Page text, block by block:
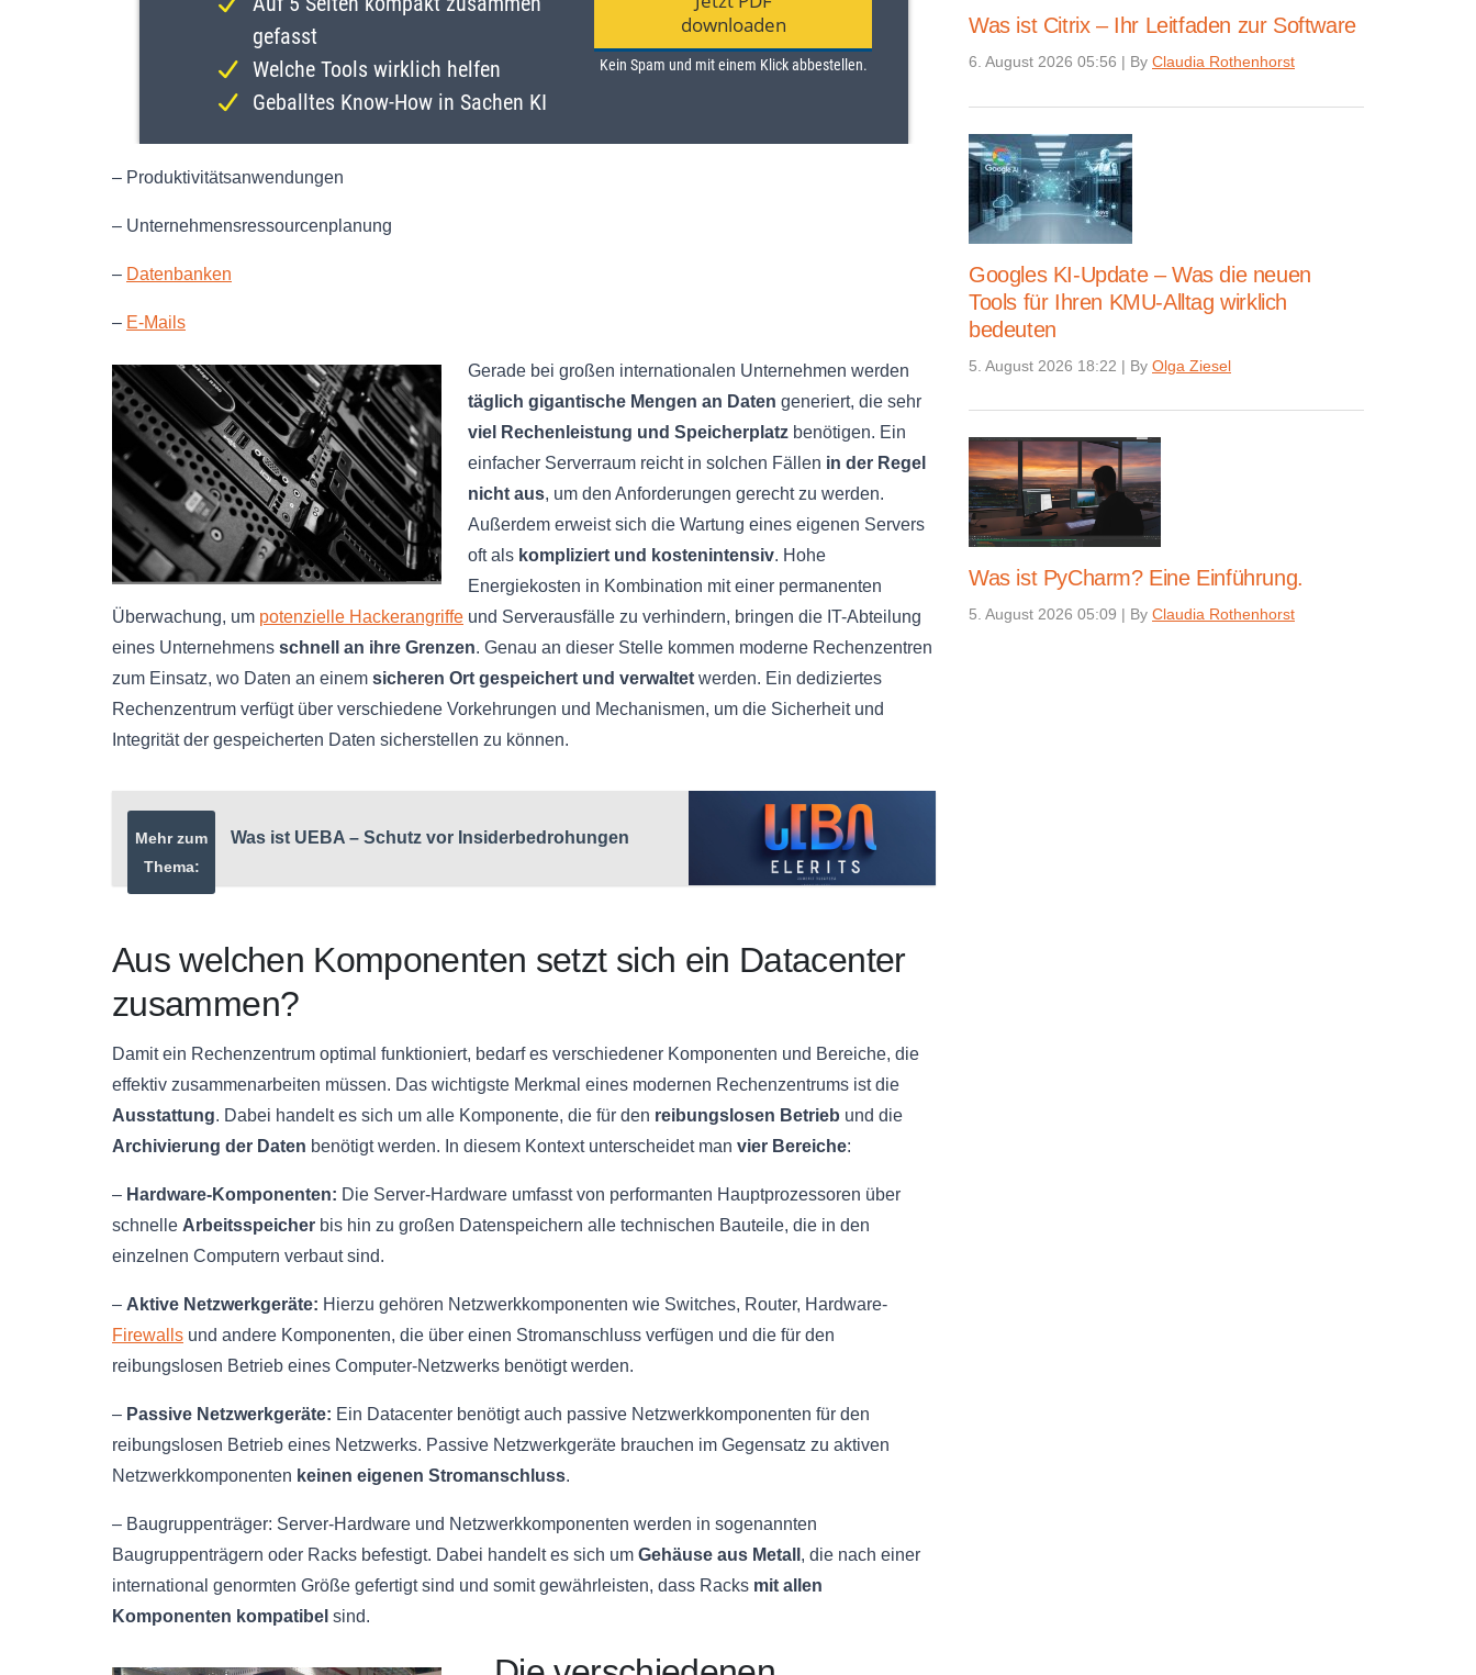
– Produktivitätsanwendungen
– Unternehmensressourcenplanung
– Datenbanken
– E-Mails
Gerade bei großen internationalen Unternehmen werden
täglich gigantische Mengen an Daten generiert, die sehr
viel Rechenleistung und Speicherplatz benötigen. Ein
einfacher Serverraum reicht in solchen Fällen in der Regel
nicht aus, um den Anforderungen gerecht zu werden.
Außerdem erweist sich die Wartung eines eigenen Servers
oft als kompliziert und kostenintensiv. Hohe
Energiekosten in Kombination mit einer permanenten
Überwachung, um potenzielle Hackerangriffe und Serverausfälle zu verhindern, bringen die IT-Abteilung
eines Unternehmens schnell an ihre Grenzen. Genau an dieser Stelle kommen moderne Rechenzentren
zum Einsatz, wo Daten an einem sicheren Ort gespeichert und verwaltet werden. Ein dediziertes
Rechenzentrum verfügt über verschiedene Vorkehrungen und Mechanismen, um die Sicherheit und
Integrität der gespeicherten Daten sicherstellen zu können.
Mehr zum
Thema:
Was ist UEBA – Schutz vor Insiderbedrohungen
Aus welchen Komponenten setzt sich ein Datacenter
zusammen?
Damit ein Rechenzentrum optimal funktioniert, bedarf es verschiedener Komponenten und Bereiche, die
effektiv zusammenarbeiten müssen. Das wichtigste Merkmal eines modernen Rechenzentrums ist die
Ausstattung. Dabei handelt es sich um alle Komponente, die für den reibungslosen Betrieb und die
Archivierung der Daten benötigt werden. In diesem Kontext unterscheidet man vier Bereiche:
– Hardware-Komponenten: Die Server-Hardware umfasst von performanten Hauptprozessoren über
schnelle Arbeitsspeicher bis hin zu großen Datenspeichern alle technischen Bauteile, die in den
einzelnen Computern verbaut sind.
– Aktive Netzwerkgeräte: Hierzu gehören Netzwerkkomponenten wie Switches, Router, Hardware-
Firewalls und andere Komponenten, die über einen Stromanschluss verfügen und die für den
reibungslosen Betrieb eines Computer-Netzwerks benötigt werden.
– Passive Netzwerkgeräte: Ein Datacenter benötigt auch passive Netzwerkkomponenten für den
reibungslosen Betrieb eines Netzwerks. Passive Netzwerkgeräte brauchen im Gegensatz zu aktiven
Netzwerkkomponenten keinen eigenen Stromanschluss.
– Baugruppenträger: Server-Hardware und Netzwerkkomponenten werden in sogenannten
Baugruppenträgern oder Racks befestigt. Dabei handelt es sich um Gehäuse aus Metall , die nach einer
international genormten Größe gefertigt sind und somit gewährleisten, dass Racks mit allen
Komponenten kompatibel sind.
Was ist Citrix – Ihr Leitfaden zur Software
6. August 2026 05:56 | By Claudia Rothenhorst
Googles KI-Update – Was die neuen
Tools für Ihren KMU-Alltag wirklich
bedeuten
5. August 2026 18:22 | By Olga Ziesel
Was ist PyCharm? Eine Einführung.
5. August 2026 05:09 | By Claudia Rothenhorst